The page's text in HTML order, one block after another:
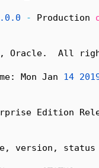
0. 0 - Production
, Oracle.  All
Mon Jan 14
Edition
version,